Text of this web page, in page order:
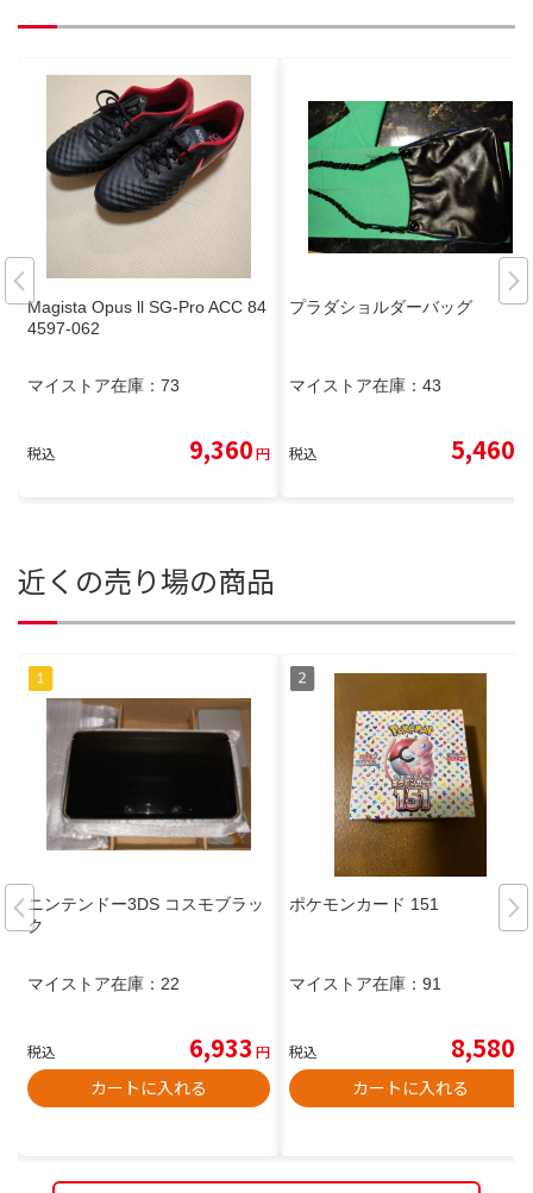
Magista Opus ll SG-Pro ACC 84
4597-062
マイストア在庫： 73
税込 9,360円
プラダショルダーバッグ
マイストア在庫： 43
税込 5,460
近くの売り場の商品
ニンテンドー3DS コスモブラッ
ク
マイストア在庫： 22
税込 6,933 円
カートに入れる
ポケモンカード 151
マイストア在庫： 91
税込 8,580
カートに入れる